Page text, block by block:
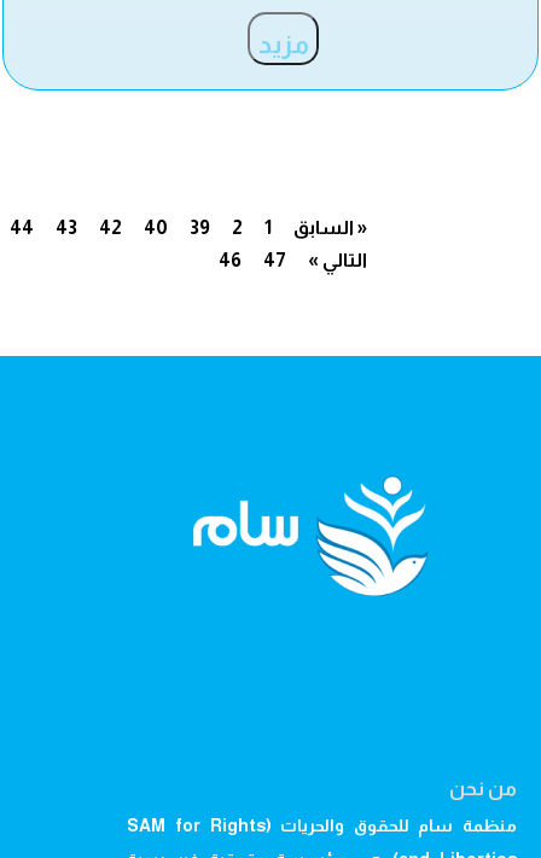
مزيد
« السابق 1
2
39
40
42
43
44
46
47 التالي »
من نحن
منظمة سام للحقوق والحريات (SAM for Rights